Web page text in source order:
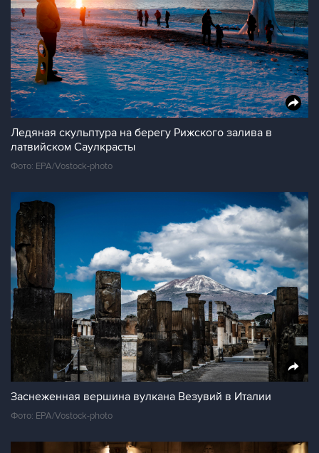
Ледяная скульптура на берегу Рижского залива в
латвийском Саулкрасты
Фото: EPA/Vostock-photo
Заснеженная вершина вулкана Везувий в Италии
Фото: EPA/Vostock-photo